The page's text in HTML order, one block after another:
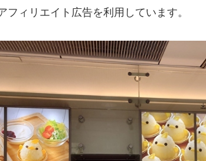
ィリエイト広告を利用しています。